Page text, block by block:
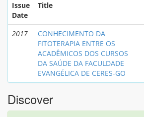
Issue
Date
Title
2017
CONHECIMENTO DA
FITOTERAPIA ENTRE OS
ACADÊMICOS DOS CURSOS
DA SAÚDE DA FACULDADE
EVANGÉLICA DE CERES-GO
Discover